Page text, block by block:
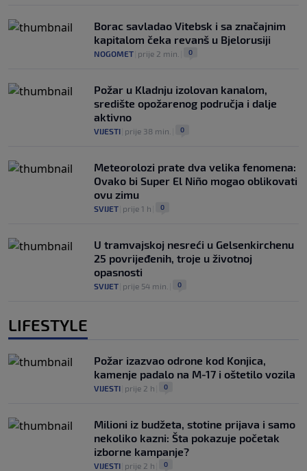
Borac savladao Vitebsk i sa značajnim
kapitalom čeka revanš u Bjelorusiji
NOGOMET prije 2 min. 0
Požar u Kladnju izolovan kanalom,
središte opožarenog područja i dalje
aktivno
VIJESTI prije 38 min. 0
Meteorolozi prate dva velika fenomena:
Ovako bi Super El Niño mogao oblikovati
ovu zimu
SVIJET prije 1 h 0
U tramvajskoj nesreći u Gelsenkirchenu
25 povrijeđenih, troje u životnoj
opasnosti
SVIJET prije 54 min. 0
LIFESTYLE
Požar izazvao odrone kod Konjica,
kamenje padalo na M-17 i oštetilo vozila
VIJESTI prije 2 h 0
Milioni iz budžeta, stotine prijava i samo
nekoliko kazni: Šta pokazuje početak
izborne kampanje?
VIJESTI prije 2 h 0